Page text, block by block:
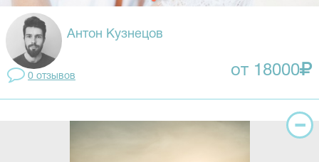
Антон Кузнецов
0 отзывов от 18000